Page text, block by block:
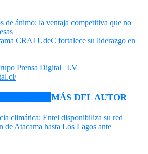
de ánimo: la ventaja competitiva que no
CRAI UdeC fortalece su liderazgo en
Prensa Digital | I.V
MÁS DEL AUTOR